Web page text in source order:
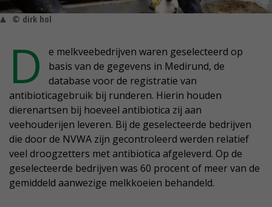
© dirk hol
D
e melkveebedrijven waren geselecteerd op
basis van de gegevens in Medirund, de
database voor de registratie van
antibioticagebruik bij runderen. Hierin houden
dierenartsen bij hoeveel antibiotica zij aan
veehouderijen leveren. Bij de geselecteerde bedrijven
die door de NVWA zijn gecontroleerd werden relatief
veel droogzetters met antibiotica afgeleverd. Op de
geselecteerde bedrijven was 60 procent of meer van de
gemiddeld aanwezige melkkoeien behandeld.